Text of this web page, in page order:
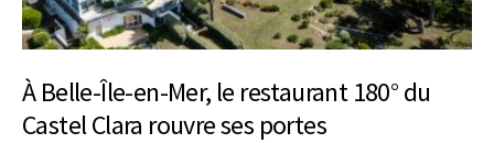
À Belle-Île-en-Mer, le restaurant 180° du
Castel Clara rouvre ses portes